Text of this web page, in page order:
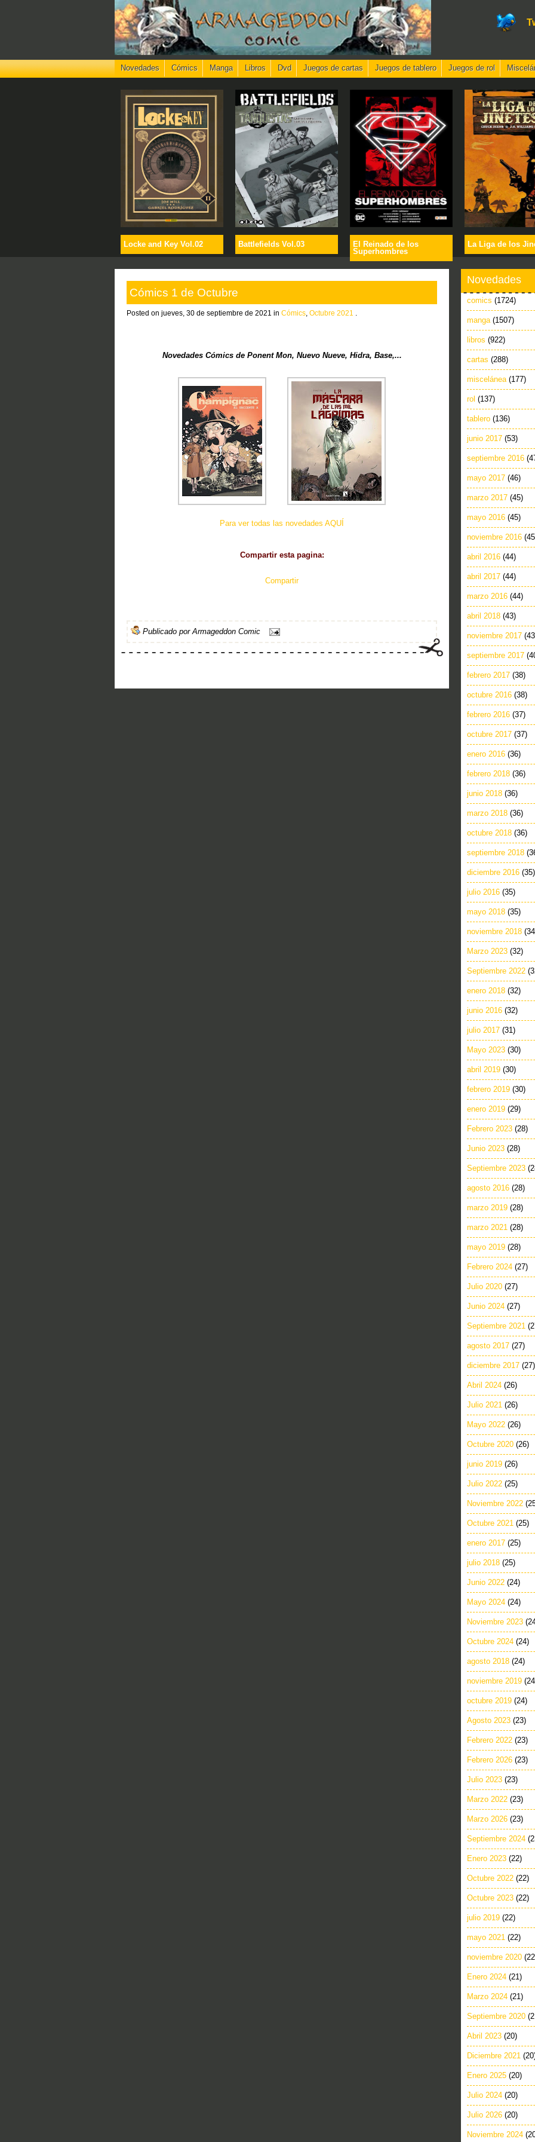
Novedades Cómics Manga Libros Dvd Juegos de cartas Juegos de tablero Juegos de rol
Locke and Key Vol.02 Battlefields Vol.03
El Reinado de los
Superhombres
La Liga de los
Cómics 1 de Octubre
Posted on jueves, 30 de septiembre de 2021 in Cómics Octubre 2021
Novedades Cómics de Ponent Mon, Nuevo Nueve, Hidra, Base,...
Para ver todas las novedades AQUÍ
Compartir esta pagina:
Compartir
Publicado porArmageddon Comic
Novedades
comics (1724)
manga (1507)
libros (922)
cartas (288)
miscelánea (177)
rol (137)
tablero (136)
junio 2017 (53)
septiembre 2016
mayo 2017 (46)
marzo 2017 (45)
mayo 2016 (45)
noviembre 2016
abril 2016 (44)
abril 2017 (44)
marzo 2016 (44)
abril 2018 (43)
noviembre 2017
septiembre 2017
febrero 2017 (38)
octubre 2016 (38)
febrero 2016 (37)
octubre 2017 (37)
enero 2016 (36)
febrero 2018 (36)
junio 2018 (36)
marzo 2018 (36)
octubre 2018 (36)
septiembre 2018
diciembre 2016 (35)
julio 2016 (35)
mayo 2018 (35)
noviembre 2018
Marzo 2023 (32)
Septiembre 2022
enero 2018 (32)
junio 2016 (32)
julio 2017 (31)
Mayo 2023 (30)
abril 2019 (30)
febrero 2019 (30)
enero 2019 (29)
Febrero 2023 (28)
Junio 2023 (28)
Septiembre 2023
agosto 2016 (28)
marzo 2019 (28)
marzo 2021 (28)
mayo 2019 (28)
Febrero 2024 (27)
Julio 2020 (27)
Junio 2024 (27)
Septiembre 2021
agosto 2017 (27)
diciembre 2017 (27)
Abril 2024 (26)
Julio 2021 (26)
Mayo 2022 (26)
Octubre 2020 (26)
junio 2019 (26)
Julio 2022 (25)
Noviembre 2022
Octubre 2021 (25)
enero 2017 (25)
julio 2018 (25)
Junio 2022 (24)
Mayo 2024 (24)
Noviembre 2023
Octubre 2024 (24)
agosto 2018 (24)
noviembre 2019
octubre 2019 (24)
Agosto 2023 (23)
Febrero 2022 (23)
Febrero 2026 (23)
Julio 2023 (23)
Marzo 2022 (23)
Marzo 2026 (23)
Septiembre 2024
Enero 2023 (22)
Octubre 2022 (22)
Octubre 2023 (22)
julio 2019 (22)
mayo 2021 (22)
noviembre 2020
Enero 2024 (21)
Marzo 2024 (21)
Septiembre 2020
Abril 2023 (20)
Diciembre 2021
Enero 2025 (20)
Julio 2024 (20)
Julio 2026 (20)
Noviembre 2024